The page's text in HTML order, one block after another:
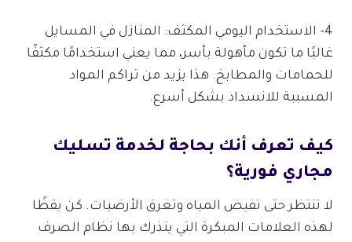
4- الاستخدام اليومي المكثف: المنازل في المسايل
غالبًا ما تكون مأهولة بأسر، مما يعني استخدامًا مكثفًا
للحمامات والمطابخ. هذا يزيد من تراكم المواد
المسببة للانسداد بشكل أسرع.
كيف تعرف أنك بحاجة لخدمة تسليك
مجاري فورية؟
لا تنتظر حتى تفيض المياه وتغرق الأرضيات. كن يقظًا
لهذه العلامات المبكرة التي ينذرك بها نظام الصرف